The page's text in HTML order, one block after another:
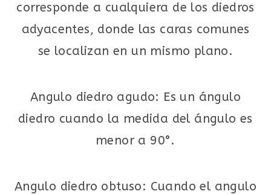
corresponde a cualquiera de los diedros
adyacentes, donde las caras comunes
se localizan en un mismo plano.
Angulo diedro agudo: Es un ángulo
diedro cuando la medida del ángulo es
menor a 90°.
Angulo diedro obtuso: Cuando el angulo